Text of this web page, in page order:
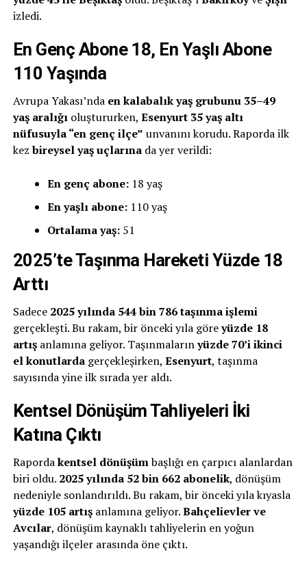
izledi.
En Genç Abone 18, En Yaşlı Abone
110 Yaşında
Avrupa Yakası’nda en kalabalık yaş grubunu 35–49
yaş aralığıoluştururken, Esenyurt 35 yaş altı
nüfusuyla “en genç ilçe” unvanını korudu. Raporda ilk
kezbireysel yaş uçlarınada yer verildi:
En genç abone:18 yaş
En yaşlı abone:110 yaş
Ortalama yaş:51
2025’te Taşınma Hareketi Yüzde 18
Arttı
Sadece 2025 yılında 544 bin 786 taşınma işlemi
gerçekleşti. Bu rakam, bir önceki yıla göreyüzde 18
artışanlamına geliyor. Taşınmalarınyüzde 70’i ikinci
el konutlardagerçekleşirken, Esenyurt, taşınma
sayısında yine ilk sırada yer aldı.
Kentsel Dönüşüm Tahliyeleri İki
Katına Çıktı
Rapordakentsel dönüşümbaşlığı en çarpıcı alanlardan
biri oldu. 2025 yılında 52 bin 662 abonelik, dönüşüm
nedeniyle sonlandırıldı. Bu rakam, bir önceki yıla kıyasla
yüzde 105 artışanlamına geliyor.Bahçelievler ve
Avcılar, dönüşüm kaynaklı tahliyelerin en yoğun
yaşandığı ilçeler arasında öne çıktı.